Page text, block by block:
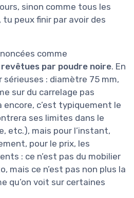
sinon comme tous les
peux finir par avoir des
comme
par poudre noire. En
sérieuses : diamètre 75 mm,
sur du carrelage pas
c’est typiquement le
ses limites dans le
etc.), mais pour l’instant,
pour le prix, les
: ce n’est pas du mobilier
mais ce n’est pas non plus la
qu’on voit sur certaines